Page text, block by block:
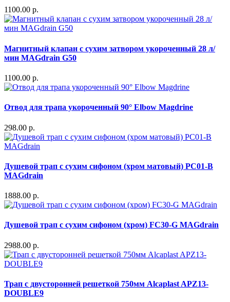
1100.00 р.
Магнитный клапан с сухим затвором укороченный 28 л/
мин MAGdrain G50
1100.00 р.
Отвод для трапа укороченный 90° Elbow Magdrine
298.00 р.
Душевой трап с сухим сифоном (хром матовый) PC01-B
MAGdrain
1888.00 р.
Душевой трап с сухим сифоном (хром) FC30-G MAGdrain
2988.00 р.
Трап с двусторонней решеткой 750мм Alcaplast APZ13-
DOUBLE9